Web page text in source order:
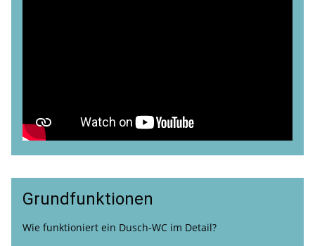
Grundfunktionen
Wie funktioniert ein Dusch-WC im Detail?